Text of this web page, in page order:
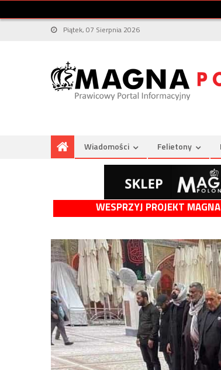
Piątek, 07 Sierpnia 2026
Wiadomości Felietony
WESPRZYJ PROJEKT